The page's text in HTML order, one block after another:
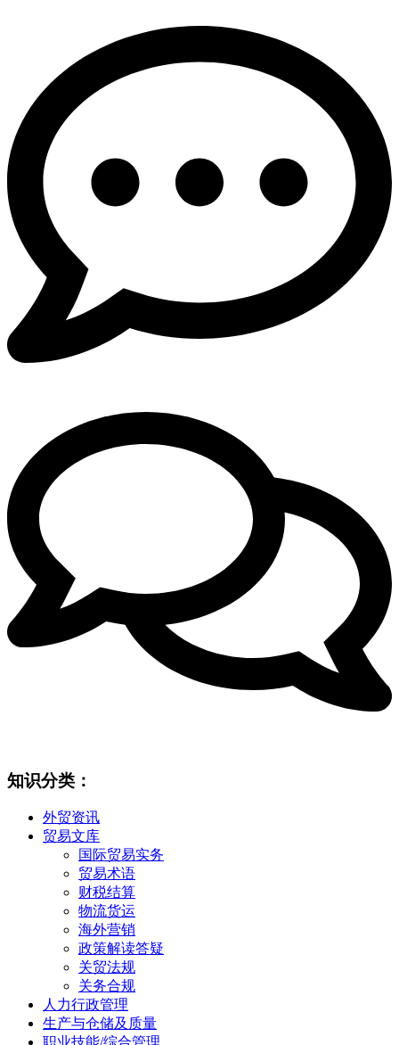
知识分类：
外贸资讯
贸易文库
国际贸易实务
贸易术语
财税结算
物流货运
海外营销
政策解读答疑
关贸法规
关务合规
人力行政管理
生产与仓储及质量